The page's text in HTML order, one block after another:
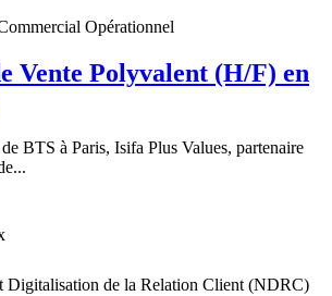
Opérationnel
Vente Polyvalent (H/F) en
BTS à Paris, Isifa Plus Values, partenaire
Digitalisation de la Relation Client (NDRC)